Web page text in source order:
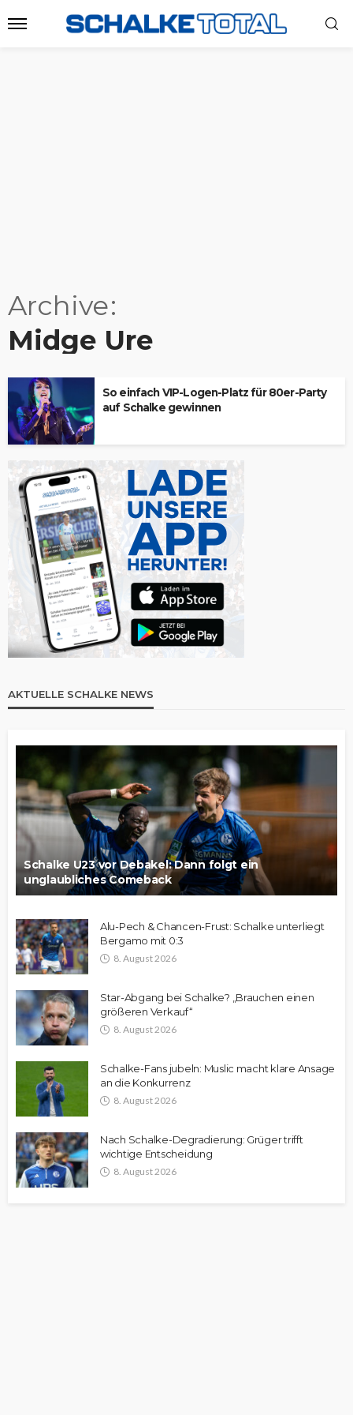
Archive
Midge Ure
So einfach VIP-Logen-Platz für 80er-Party
auf Schalke gewinnen
AKTUELLE SCHALKE NEWS
Schalke U23 vor Debakel: Dann folgt ein
unglaubliches Comeback
Alu-Pech & Chancen-Frust: Schalke unterliegt
Bergamo mit 0:3
8. August 2026
Star-Abgang bei Schalke? „Brauchen einen
größeren Verkauf“
8. August 2026
Schalke-Fans jubeln: Muslic macht klare Ansage
an die Konkurrenz
8. August 2026
Nach Schalke-Degradierung: Grüger trifft
wichtige Entscheidung
8. August 2026